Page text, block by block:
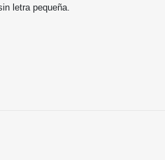
letra pequeña.